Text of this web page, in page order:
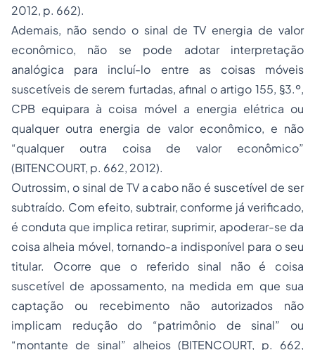
2012, p. 662).
Ademais, não sendo o sinal de TV energia de valor
econômico, não se pode adotar interpretação
analógica para incluí-lo entre as coisas móveis
suscetíveis de serem furtadas, afinal o artigo 155, §3.º,
CPB equipara à coisa móvel a energia elétrica ou
qualquer outra energia de valor econômico, e não
“qualquer outra coisa de valor econômico”
(BITENCOURT, p. 662, 2012).
Outrossim, o sinal de TV a cabo não é suscetível de ser
subtraído. Com efeito, subtrair, conforme já verificado,
é conduta que implica retirar, suprimir, apoderar-se da
coisa alheia móvel, tornando-a indisponível para o seu
titular. Ocorre que o referido sinal não é coisa
suscetível de apossamento, na medida em que sua
captação ou recebimento não autorizados não
implicam redução do “patrimônio de sinal” ou
“montante de sinal” alheios (BITENCOURT, p. 662,